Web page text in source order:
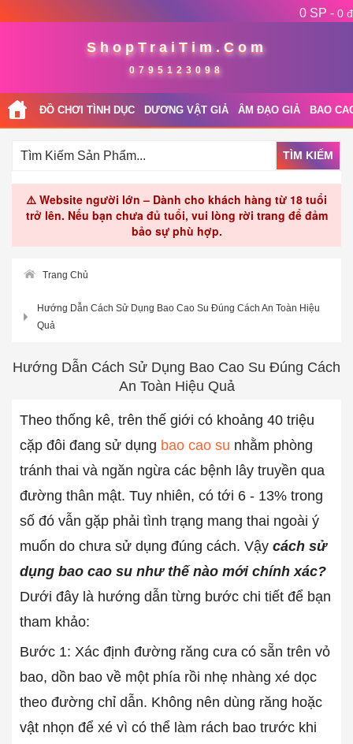
0 SP - 0 đ
ShopTraiTim.Com
0795123098
ĐỒ CHƠI TÌNH DỤC DƯƠNG VẬT GIẢ ÂM ĐẠO GIẢ BAO
TÌM KIẾM
⚠️ Website người lớn – Dành cho khách hàng từ 18 tuổi
trở lên. Nếu bạn chưa đủ tuổi, vui lòng rời trang để đảm
bảo sự phù hợp.
Trang Chủ
Hướng Dẫn Cách Sử Dụng Bao Cao Su Đúng Cách An Toàn Hiệu
Quả
Hướng Dẫn Cách Sử Dụng Bao Cao Su Đúng Cách
An Toàn Hiệu Quả
Theo thống kê, trên thế giới có khoảng 40 triệu
cặp đôi đang sử dụng bao cao su nhằm phòng
tránh thai và ngăn ngừa các bệnh lây truyền qua
đường thân mật. Tuy nhiên, có tới 6 - 13% trong
số đó vẫn gặp phải tình trạng mang thai ngoài ý
muốn do chưa sử dụng đúng cách. Vậy cách sử
dụng bao cao su như thế nào mới chính xác?
Dưới đây là hướng dẫn từng bước chi tiết để bạn
tham khảo:
Bước 1: Xác định đường răng cưa có sẵn trên vỏ
bao, dồn bao về một phía rồi nhẹ nhàng xé dọc
theo đường chỉ dẫn. Không nên dùng răng hoặc
vật nhọn để xé vì có thể làm rách bao trước khi